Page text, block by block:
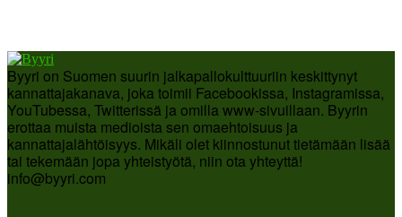
Byyri on Suomen suurin jalkapallokulttuuriin keskittynyt
kannattajakanava, joka toimii Facebookissa, Instagramissa,
YouTubessa, Twitterissä ja omilla www-sivuillaan. Byyrin
erottaa muista medioista sen omaehtoisuus ja
kannattajalähtöisyys. Mikäli olet kiinnostunut tietämään lisää
tai tekemään jopa yhteistyötä, niin ota yhteyttä!
info@byyri.com